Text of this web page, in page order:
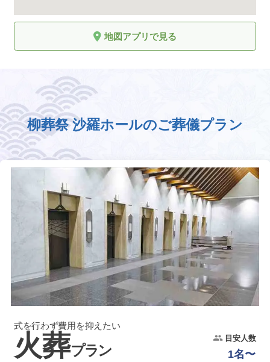
地図アプリで見る
柳葬祭 沙羅ホールのご葬儀プラン
式を行わず費用を抑えたい
火葬プラン
目安人数
1名〜